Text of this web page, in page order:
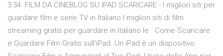
3:34. FILM DA CINEBLOG SU IPAD SCARICARE - I migliori siti per
guardare film e serie TV in Italiano I migliori siti di film
streaming gratis per guardare in italiano le Come Scaricare
e Guardare Film Gratis sull'iPad. Un iPad è un dispositivo